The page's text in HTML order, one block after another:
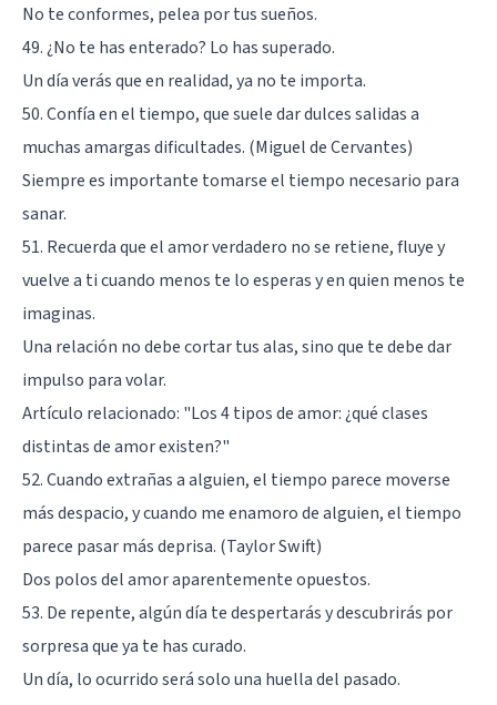
No te conformes, pelea por tus sueños.
49. ¿No te has enterado? Lo has superado.
Un día verás que en realidad, ya no te importa.
50. Confía en el tiempo, que suele dar dulces salidas a
muchas amargas dificultades. (Miguel de Cervantes)
Siempre es importante tomarse el tiempo necesario para
sanar.
51. Recuerda que el amor verdadero no se retiene, fluye y
vuelve a ti cuando menos te lo esperas y en quien menos te
imaginas.
Una relación no debe cortar tus alas, sino que te debe dar
impulso para volar.
Artículo relacionado: "Los 4 tipos de amor: ¿qué clases
distintas de amor existen?"
52. Cuando extrañas a alguien, el tiempo parece moverse
más despacio, y cuando me enamoro de alguien, el tiempo
parece pasar más deprisa. (Taylor Swift)
Dos polos del amor aparentemente opuestos.
53. De repente, algún día te despertarás y descubrirás por
sorpresa que ya te has curado.
Un día, lo ocurrido será solo una huella del pasado.